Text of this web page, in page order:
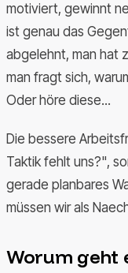
motiviert, gewinnt
ist genau das
abgelehnt, man hat
man fragt sich,
Oder höre diese...
Die bessere
Taktik fehlt uns?",
gerade planbares
müssen wir als
Worum geht